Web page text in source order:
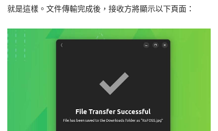
就是這樣。文件傳輸完成後，接收方將顯示以下頁面：